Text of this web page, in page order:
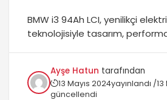
BMW i3 94Ah LCI, yenilikçi
teknolojisiyle tasarım,
deneyimi sunar. Fiyatlandırma
ipuçlarıyla ilgili detayları
Ayşe Hatun tarafından
13 Mayıs 2024yayınlandı /13
güncellendi